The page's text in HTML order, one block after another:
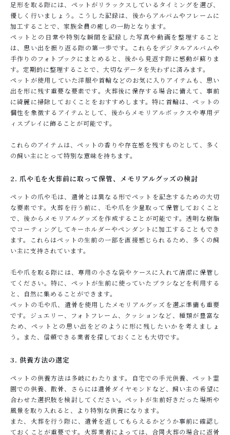
足形を取る際には、ペットがリラックスしているタイミングを選び、
優しく行いましょう。こうした記録は、後からアルバムやフレームに
加工することで、家族全員の癒しの一助となります。
ペットとの日常や特別な瞬間を記録した写真や動画を整理すること
は、思い出を振り返る際の第一歩です。これらをデジタルアルバムや
手作りのフォトブックにまとめると、後から見返す際に感動が蘇りま
す。定期的に整理することで、大切なデータを失わずに済みます。
ペットが使用していた洋服や首輪などのお気に入りアイテムも、思い
出を形に残す重要な要素です。火葬後に保存する場合に備えて、事前
に綺麗に掃除しておくことをおすすめします。特に首輪は、ペットの
個性を象徴するアイテムとして、後からメモリアルボックスや専用デ
ィスプレイに飾ることが可能です。
これらのアイテムは、ペットの香りや存在感を残すものとして、多く
の飼い主にとって特別な意味を持ちます。
2. 爪や毛を火葬前に取って保管、メモリアルグッズの検討
ペットの爪や毛は、遺骨とは異なる形でペットを記念するための大切
な要素です。火葬を行う前に、毛や爪を少量取って保管しておくこと
で、後からメモリアルグッズを作成することが可能です。透明な樹脂
でコーティングしてキーホルダーやペンダントに加工することもでき
ます。これらはペットの生前の一部を直接感じられるため、多くの飼
い主に支持されています。
毛や爪を取る際には、専用の小さな袋やケースに入れて清潔に保管し
てください。特に、ペットが生前に使っていたブラシなどを利用する
と、自然に集めることができます。
ペットの毛や爪、遺骨を使用したメモリアルグッズを選ぶ準備も重要
です。ジュエリー、フォトフレーム、クッションなど、種類が豊富な
ため、ペットとの思い出をどのように形に残したいかを考えましょ
う。また、信頼できる業者を探しておくことも大切です。
3. 供養方法の選定
ペットの供養方法は多岐にわたります。自宅での手元供養、ペット霊
園での供養、散骨、さらには遺骨ダイヤモンドなど、飼い主の希望に
合わせた選択肢を検討してください。ペットが生前好きだった場所や
風景を取り入れると、より特別な供養になります。
また、火葬を行う際に、遺骨を返してもらえるかどうか事前に確認し
ておくことが重要です。火葬業者によっては、合同火葬の場合に返骨